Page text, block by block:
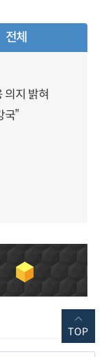
전체
의지 밝혀
국”
TOP